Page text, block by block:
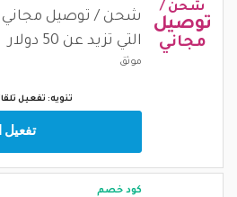
شحن /
توصيل
مجاني
شحن / توصيل مجاني
التي تزيد عن 50 دولار
موثق
تنويه: تفعيل
كود خصم